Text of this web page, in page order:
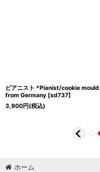
ピアニスト *Pianist/cookie mould
from Germany [sd737]
3,900円(税込)
ホーム